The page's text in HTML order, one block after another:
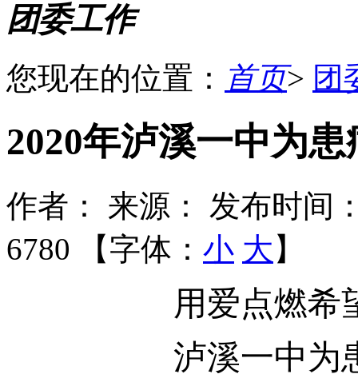
团委工作
您现在的位置： 首页> 团
2020年泸溪一中为
作者： 来源：
发布时间
6780 【字体： 小 大 】
用爱点燃希
泸溪一中为